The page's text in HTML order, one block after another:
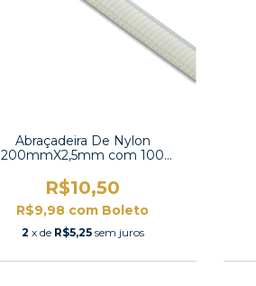
Abraçadeira De Nylon
200mmX2,5mm com 100
R$10,50
R$9,98 com Boleto
2 x de R$5,25 sem juros